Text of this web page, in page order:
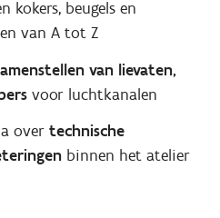
kokers, beugels en
van A tot Z
van lievaten,
voor luchtkanalen
over technische
binnen het atelier